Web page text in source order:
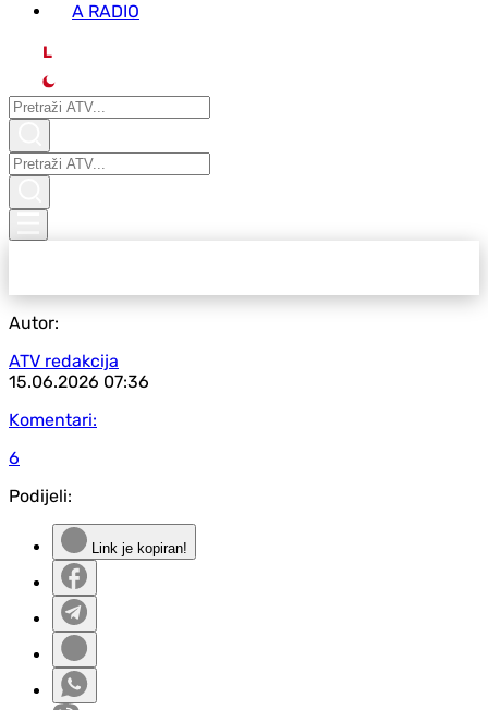
A RADIO
L
Autor:
ATV redakcija
15.06.2026 07:36
Komentari:
6
Podijeli:
Link je kopiran!